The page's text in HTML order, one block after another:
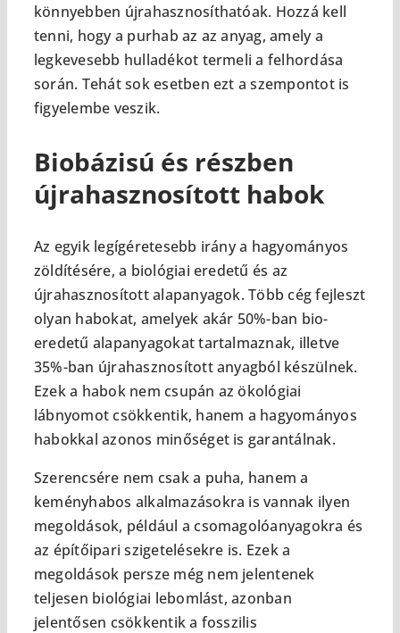
könnyebben újrahasznosíthatóak. Hozzá kell
tenni, hogy a purhab az az anyag, amely a
legkevesebb hulladékot termeli a felhordása
során. Tehát sok esetben ezt a szempontot is
figyelembe veszik.
Biobázisú és részben
újrahasznosított habok
Az egyik legígéretesebb irány a hagyományos
zöldítésére, a biológiai eredetű és az
újrahasznosított alapanyagok. Több cég fejleszt
olyan habokat, amelyek akár 50%-ban bio-
eredetű alapanyagokat tartalmaznak, illetve
35%-ban újrahasznosított anyagból készülnek.
Ezek a habok nem csupán az ökológiai
lábnyomot csökkentik, hanem a hagyományos
habokkal azonos minőséget is garantálnak.
Szerencsére nem csak a puha, hanem a
keményhabos alkalmazásokra is vannak ilyen
megoldások, például a csomagolóanyagokra és
az építőipari szigetelésekre is. Ezek a
megoldások persze még nem jelentenek
teljesen biológiai lebomlást, azonban
jelentősen csökkentik a fosszilis